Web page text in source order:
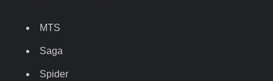
MTS
Saga
Spider